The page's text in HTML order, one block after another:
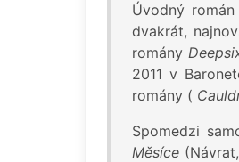
Úvodný román
dvakrát,
romány
2011 v
romány (
Spomedzi
Měsíce